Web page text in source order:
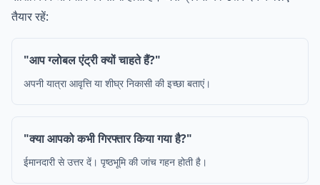
तैयार रहें:
"आप ग्लोबल एंट्री क्यों चाहते हैं?"
अपनी यात्रा आवृत्ति या शीघ्र निकासी की इच्छा बताएं।
"क्या आपको कभी गिरफ्तार किया गया है?"
ईमानदारी से उत्तर दें। पृष्ठभूमि की जांच गहन होती है।